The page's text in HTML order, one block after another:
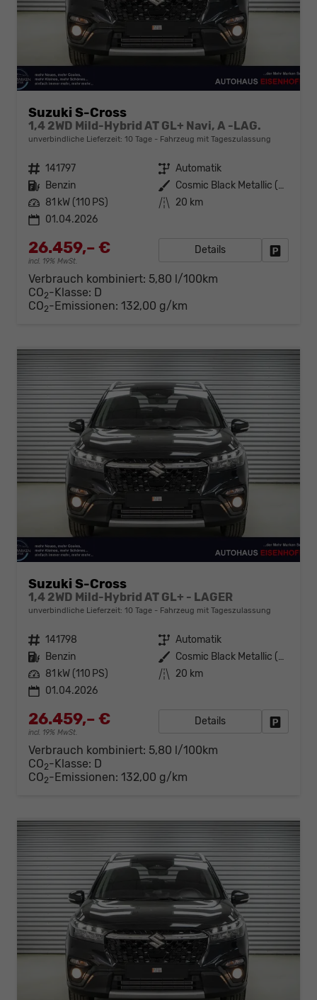
Suzuki S-Cross
1,4 2WD Mild-Hybrid AT GL+ Navi, A -LAG.
unverbindliche Lieferzeit: 10 Tage Fahrzeug mit Tageszulassung
Fahrzeugnr. 141797 Getriebe Automatik
Kraftstoff Benzin Außenfarbe
Cosmic Black Metallic (ZCE)
Leistung 81 kW (110 PS) Kilometerstand 20 km
01.04.2026
26.459,– €
incl. 19% MwSt.
Details
Verbrauch kombiniert: 5,80 l/100km
CO2-Klasse: D
CO2-Emissionen: 132,00 g/km
Suzuki S-Cross
1,4 2WD Mild-Hybrid AT GL+ - LAGER
unverbindliche Lieferzeit: 10 Tage Fahrzeug mit Tageszulassung
Fahrzeugnr. 141798 Getriebe Automatik
Kraftstoff Benzin Außenfarbe
Cosmic Black Metallic (ZCE)
Leistung 81 kW (110 PS) Kilometerstand 20 km
01.04.2026
26.459,– €
incl. 19% MwSt.
Details
Verbrauch kombiniert: 5,80 l/100km
CO2-Klasse: D
CO2-Emissionen: 132,00 g/km